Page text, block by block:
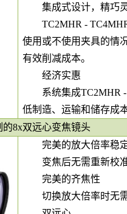
集成式设计，精巧
TC2MHR -
使用或不使用夹具的情
有效削减成本。
经济实惠
系统集成TC2MHR
低制造、运输和储存成
8x双远心变焦镜头
完美的放大倍率稳
变焦后无需重新校
完美的齐焦性
切换放大倍率时无